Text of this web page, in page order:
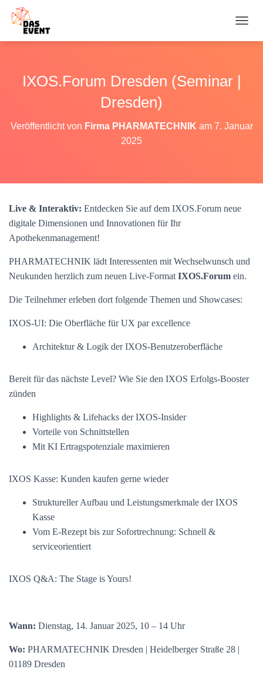
A
N
H
IXOS.Forum Dresden (Seminar |
Dresden)
Veröffentlicht von Firma PHARMATECHNIK am 7. Januar
2025
Live & Interaktiv: Entdecken Sie auf dem IXOS.Forum neue
digitale Dimensionen und Innovationen für Ihr
Apothekenmanagement!
PHARMATECHNIK lädt Interessenten mit Wechselwunsch und
Neukunden herzlich zum neuen Live-Format IXOS.Forum ein.
Die Teilnehmer erleben dort folgende Themen und Showcases:
IXOS-UI: Die Oberfläche für UX par excellence
Architektur & Logik der IXOS-Benutzeroberfläche
Bereit für das nächste Level? Wie Sie den IXOS Erfolgs-Booster
zünden
Highlights & Lifehacks der IXOS-Insider
Vorteile von Schnittstellen
Mit KI Ertragspotenziale maximieren
IXOS Kasse: Kunden kaufen gerne wieder
Struktureller Aufbau und Leistungsmerkmale der IXOS
Kasse
Vom E-Rezept bis zur Sofortrechnung: Schnell &
serviceorientiert
IXOS Q&A: The Stage is Yours!
Wann: Dienstag, 14. Januar 2025, 10 – 14 Uhr
Wo: PHARMATECHNIK Dresden | Heidelberger Straße 28 |
01189 Dresden